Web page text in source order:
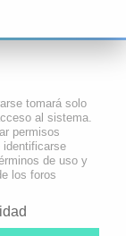
tomará solo
al sistema.
permisos
identificarse
de uso y
los foros